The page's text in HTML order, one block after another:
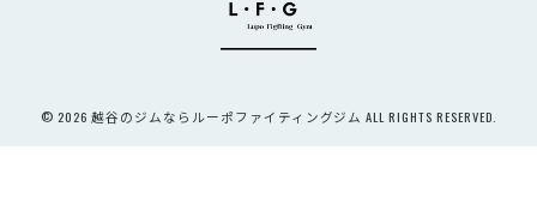
© 2026 越谷のジムならルーポファイティングジム ALL RIGHTS RESERVED.